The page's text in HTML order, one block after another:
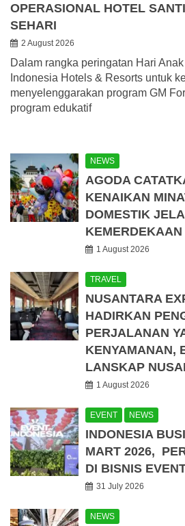
OPERASIONAL HOTEL
SEHARI
2 August 2026
Dalam rangka peringatan Hari
Indonesia Hotels & Resorts untuk
menyelenggarakan program GM
program edukatif
NEWS
AGODA
KENAIKAN
DOMESTIK
KEMERDEKAAN
1 August 2026
TRAVEL
NUSANTARA
HADIRKAN
PERJALANAN
KENYAMANAN,
LANSKAP
1 August 2026
EVENT NEWS
INDONESIA
MART 2026,
DI BISNIS
31 July 2026
NEWS